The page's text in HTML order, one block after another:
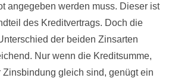
angegeben werden muss. Dieser ist
des Kreditvertrags. Doch die
der beiden Zinsarten
Nur wenn die Kreditsumme,
Zinsbindung gleich sind, genügt ein